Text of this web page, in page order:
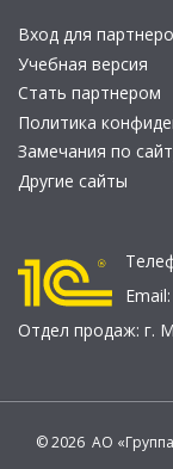
Вход для
Учебная версия
Стать партнером
Политика
Замечания по
Другие сайты
Email:
Отдел продаж: г.
© 2026 АО